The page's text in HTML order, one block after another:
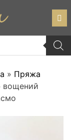
» Пряжа
вощений